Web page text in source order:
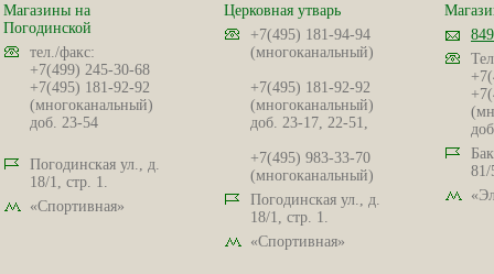
Магазины на
Погодинской
тел./факс:
+7(499) 245-30-68
+7(495) 181-92-92
(многоканальный)
доб. 23-54
Погодинская ул., д.
18/1, стр. 1.
«Спортивная»
Церковная утварь
+7(495) 181-94-94
(многоканальный)
+7(495) 181-92-92
(многоканальный)
доб. 23-17, 22-51,
+7(495) 983-33-70
(многоканальный)
Погодинская ул., д.
18/1, стр. 1.
«Спортивная»
81/